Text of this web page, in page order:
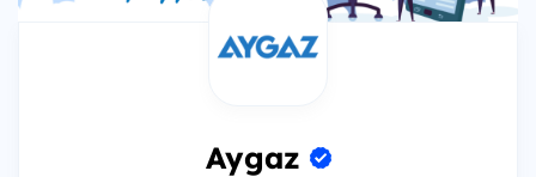
Aygaz